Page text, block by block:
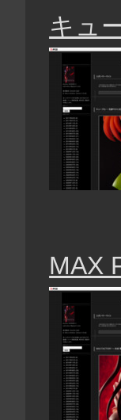
キュ
MAX